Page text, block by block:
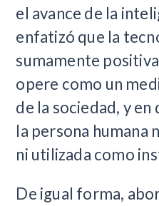
el avance de la
enfatizó que la
sumamente
opere como un
de la sociedad, y
la persona humana
ni utilizada como
De igual forma,